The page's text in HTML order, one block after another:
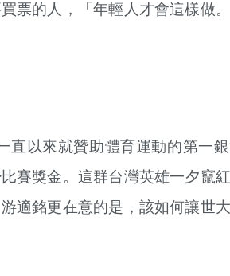
票的人，「年輕人才會這樣做
以來就贊助體育運動的第一
賽獎金。這群台灣英雄一夕竄
適銘更在意的是，該如何讓世